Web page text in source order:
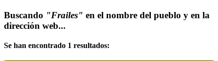
Buscando "Frailes" en el nombre del pueblo y en la
dirección web...
Se han encontrado 1 resultados: